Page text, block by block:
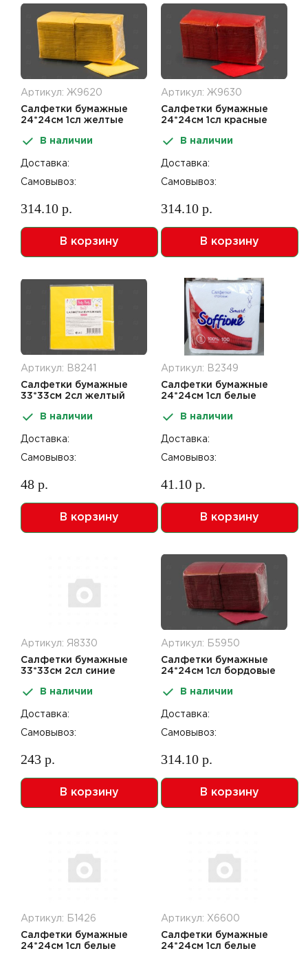
Артикул: Ж9620
Салфетки бумажные
24*24см 1сл желтые
В наличии
Доставка:
Самовывоз:
314.10 р.
В корзину
Артикул: Ж9630
Салфетки бумажные
24*24см 1сл красные
В наличии
Доставка:
Самовывоз:
314.10 р.
В корзину
Артикул: В8241
Салфетки бумажные
33*33см 2сл желтый
В наличии
Доставка:
Самовывоз:
48 р.
В корзину
Артикул: В2349
Салфетки бумажные
24*24см 1сл белые
В наличии
Доставка:
Самовывоз:
41.10 р.
В корзину
Артикул: Я8330
Салфетки бумажные
33*33см 2сл синие
В наличии
Доставка:
Самовывоз:
243 р.
В корзину
Артикул: Б5950
Салфетки бумажные
24*24см 1сл бордовые
В наличии
Доставка:
Самовывоз:
314.10 р.
В корзину
Артикул: Б1426
Салфетки бумажные
24*24см 1сл белые
Артикул: Х6600
Салфетки бумажные
24*24см 1сл белые